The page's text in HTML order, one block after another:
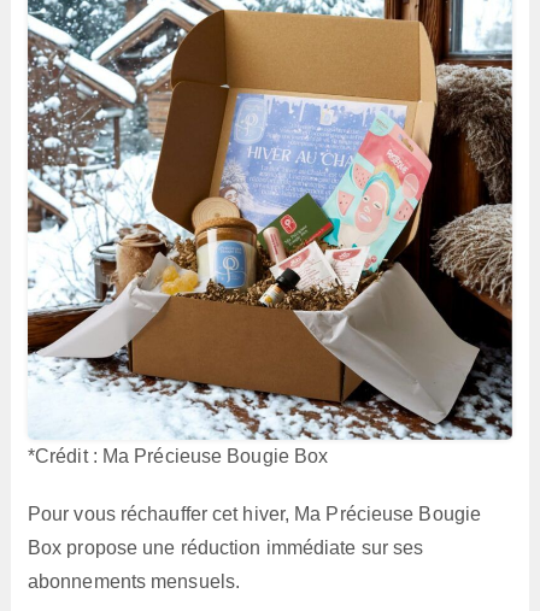
*Crédit : Ma Précieuse Bougie Box
Pour vous réchauffer cet hiver, Ma Précieuse Bougie
Box propose une réduction immédiate sur ses
abonnements mensuels.